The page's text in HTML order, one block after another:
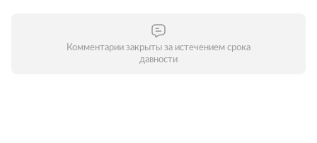
Комментарии закрыты за истечением срока
давности